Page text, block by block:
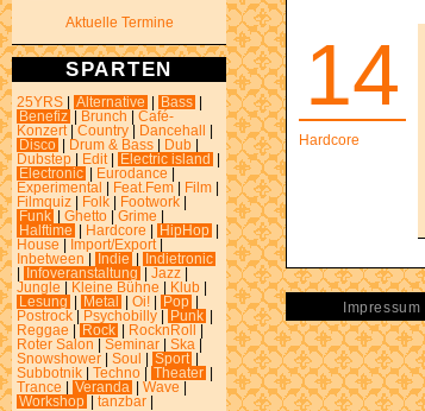
Aktuelle Termine
SPARTEN
25YRS Alternative Bass
Benefiz
Brunch
Café-
Konzert
Country Dancehall
Disco
Drum & Bass Dub
Dubstep
Edit Electric island
Electronic
Eurodance
Experimental
Feat.Fem Film
Filmquiz
Folk Footwork
Funk
Ghetto Grime
Halftime
Hardcore HipHop
House
Import/Export
Inbetween
Indie
Indietronic
Infoveranstaltung Jazz
Jungle
Kleine Bühne Klub
Lesung
Metal Oi! Pop
Postrock
Psychobilly Punk
Reggae
Rock RocknRoll
Roter Salon
Seminar Ska
Snowshower
Soul Sport
Subbotnik
Techno Theater
Trance
Veranda Wave
Workshop
tanzbar
14
Hardcore
Impressum